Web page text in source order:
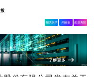
股
相关舆情 AI解读 生成海报